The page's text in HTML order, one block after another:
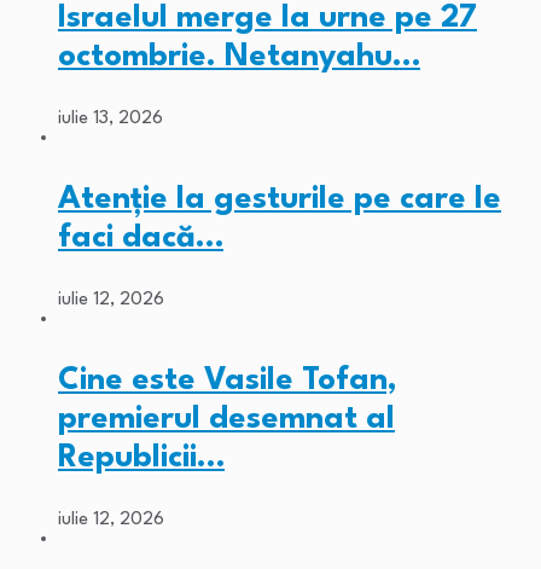
Israelul merge la urne pe 27
octombrie. Netanyahu…
iulie 13, 2026
Atenție la gesturile pe care le
faci dacă…
iulie 12, 2026
Cine este Vasile Tofan,
premierul desemnat al
Republicii…
iulie 12, 2026